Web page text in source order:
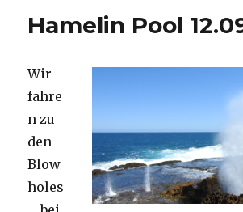
Hamelin Pool
Wir
fahre
n zu
den
Blow
holes